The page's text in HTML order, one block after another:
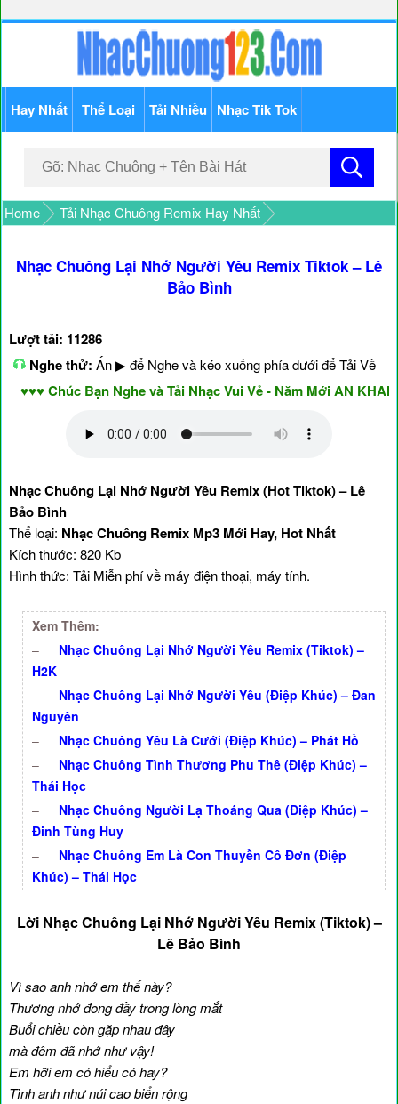
Hay Nhất Thể Loại Tải Nhiều Nhạc Tik Tok
Home Tải Nhạc Chuông Remix Hay Nhất
Nhạc Chuông Lại Nhớ Người Yêu Remix Tiktok – Lê
Bảo Bình
Lượt tải: 11286
Nghe thử: Ấn ▶ để Nghe và kéo xuống phía dưới để Tải Về
Chúc Bạn Nghe và Tải Nhạc Vui Vẻ - Năm Mới AN KHANG &
Nhạc Chuông Lại Nhớ Người Yêu Remix (Hot Tiktok) – Lê
Bảo Bình
Thể loại: Nhạc Chuông Remix Mp3 Mới Hay, Hot Nhất
Kích thước: 820 Kb
Hình thức: Tải Miễn phí về máy điện thoại, máy tính.
Xem Thêm:
–
Nhạc Chuông Lại Nhớ Người Yêu Remix (Tiktok) –
H2K
–
Nhạc Chuông Lại Nhớ Người Yêu (Điệp Khúc) – Đan
Nguyên
–
Nhạc Chuông Yêu Là Cưới (Điệp Khúc) – Phát Hồ
–
Nhạc Chuông Tình Thương Phu Thê (Điệp Khúc) –
Thái Học
–
Nhạc Chuông Người Lạ Thoáng Qua (Điệp Khúc) –
Đinh Tùng Huy
–
Nhạc Chuông Em Là Con Thuyền Cô Đơn (Điệp
Khúc) – Thái Học
Lời Nhạc Chuông Lại Nhớ Người Yêu Remix (Tiktok) –
Lê Bảo Bình
Vì sao anh nhớ em thế này?
Thương nhớ đong đầy trong lòng mắt
Buổi chiều còn gặp nhau đây
mà đêm đã nhớ như vậy!
Em hỡi em có hiểu có hay?
Tình anh như núi cao biển rộng